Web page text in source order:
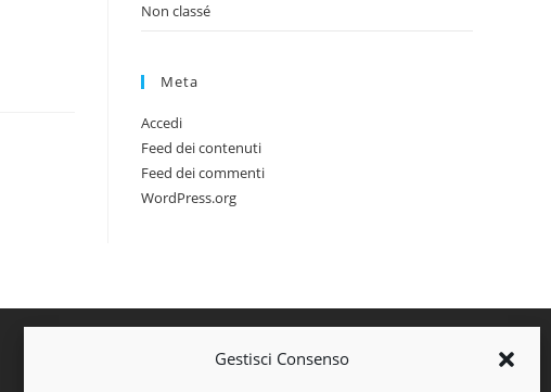
Gestisci Consenso
Non classé
Meta
Accedi
Feed dei contenuti
Feed dei commenti
WordPress.org